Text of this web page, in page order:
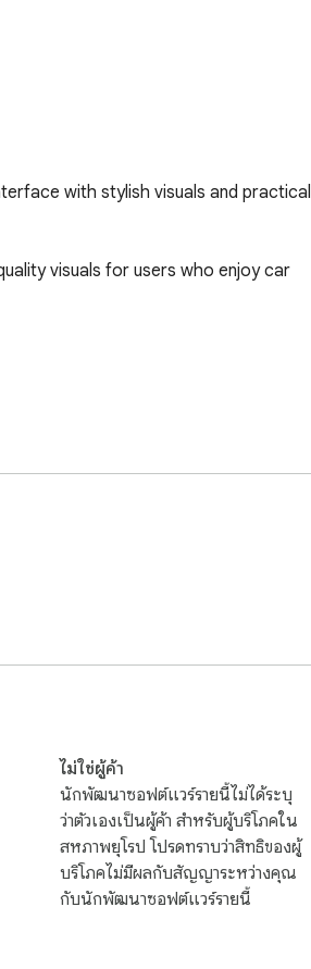
with stylish visuals and practical
visuals for users who enjoy car
designs and cinematic driving
formats suitable for all screen sizes.
car experiences.
the settings menu.
UI design. It blends high-quality
ไม่ใช่ผู้ค้า
นักพัฒนาซอฟต์แวร์รายนี้ไม่ได้ระบุ
ว่าตัวเองเป็นผู้ค้า สำหรับผู้บริโภคใน
สหภาพยุโรป โปรดทราบว่าสิทธิของผู้
บริโภคไม่มีผลกับสัญญาระหว่างคุณ
กับนักพัฒนาซอฟต์แวร์รายนี้